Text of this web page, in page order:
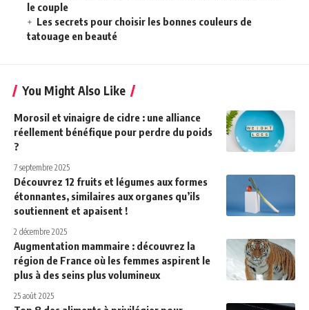
le couple
Les secrets pour choisir les bonnes couleurs de
tatouage en beauté
You Might Also Like
Morosil et vinaigre de cidre : une alliance
réellement bénéfique pour perdre du poids
?
7 septembre 2025
Découvrez 12 fruits et légumes aux formes
étonnantes, similaires aux organes qu’ils
soutiennent et apaisent !
2 décembre 2025
Augmentation mammaire : découvrez la
région de France où les femmes aspirent le
plus à des seins plus volumineux
25 août 2025